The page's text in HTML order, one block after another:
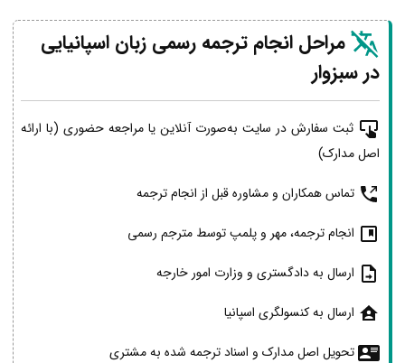
مراحل انجام ترجمه رسمی زبان اسپانیایی
در سبزوار
ثبت سفارش در سایت به‌صورت آنلاین یا مراجعه حضوری (با ارائه
اصل مدارک)
تماس همکاران و مشاوره قبل از انجام ترجمه
انجام ترجمه، مهر و پلمپ توسط مترجم رسمی
ارسال به دادگستری و وزارت امور خارجه
ارسال به کنسولگری اسپانیا
تحویل اصل مدارک و اسناد ترجمه شده به مشتری